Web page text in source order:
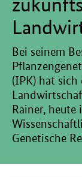
Bei seinem
(IPK) hat
Rainer, heute
Genetische